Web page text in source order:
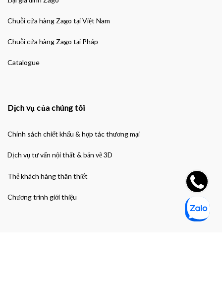
Chuỗi cửa hàng Zago tại Việt Nam
Chuỗi cửa hàng Zago tại Pháp
Catalogue
Dịch vụ của chúng tôi
Chính sách chiết khấu & hợp tác thương mại
Dịch vụ tư vấn nội thất & bản vẽ 3D
Thẻ khách hàng thân thiết
Chương trình giới thiệu